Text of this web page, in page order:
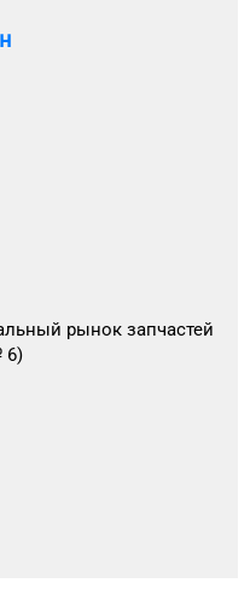
рынок запчастей
6)